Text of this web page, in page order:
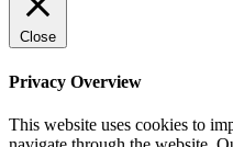
Close
Privacy Overview
This website uses cookies to